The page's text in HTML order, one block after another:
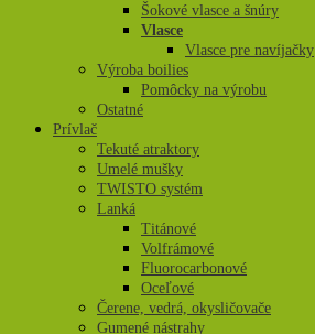
Šokové vlasce a šnúry
Vlasce
Vlasce pre navíjačky
Výroba boilies
Pomôcky na výrobu
Ostatné
Prívlač
Tekuté atraktory
Umelé mušky
TWISTO systém
Lanká
Titánové
Volfrámové
Fluorocarbonové
Oceľové
Čerene, vedrá, okysličovače
Gumené nástrahy